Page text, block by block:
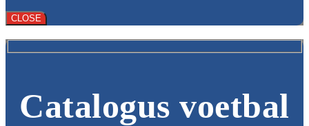
CLOSE
Catalogus voetbal